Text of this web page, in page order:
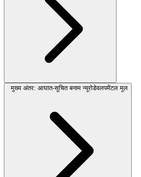
मुख्य अंतर: आघात-सूचित बनाम न्यूरोडेवलपमेंटल मूल